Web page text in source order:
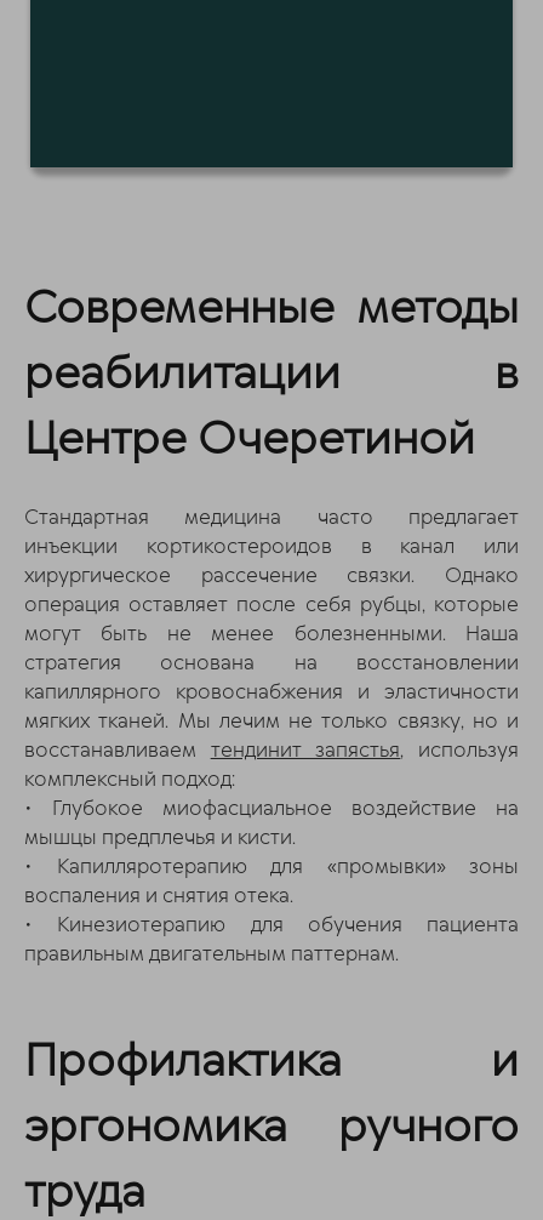
Современные методы
реабилитации в
Центре Очеретиной
Стандартная медицина часто предлагает
инъекции кортикостероидов в канал или
хирургическое рассечение связки. Однако
операция оставляет после себя рубцы, которые
могут быть не менее болезненными. Наша
стратегия основана на восстановлении
капиллярного кровоснабжения и эластичности
мягких тканей. Мы лечим не только связку, но и
восстанавливаем тендинит запястья, используя
комплексный подход:
• Глубокое миофасциальное воздействие на
мышцы предплечья и кисти.
• Капилляротерапию для «промывки» зоны
воспаления и снятия отека.
• Кинезиотерапию для обучения пациента
правильным двигательным паттернам.
Профилактика и
эргономика ручного
труда